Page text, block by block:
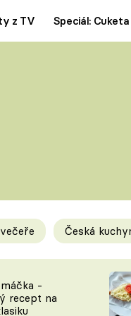
z TV Speciál: Cuketa
Česká
-
recept na